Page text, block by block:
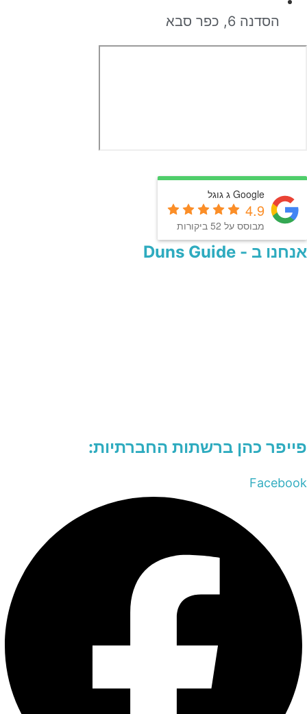
הסדנה 6, כפר סבא
Google ג גוגל
4.9
מבוסס על 52 ביקורות
אנחנו ב - Duns Guide
פייפר כהן ברשתות החברתיות:
Facebook